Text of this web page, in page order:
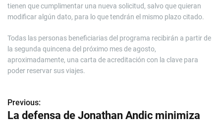
tienen que cumplimentar una nueva solicitud, salvo que quieran
modificar algún dato, para lo que tendrán el mismo plazo citado.
Todas las personas beneficiarias del programa recibirán a partir de
la segunda quincena del próximo mes de agosto,
aproximadamente, una carta de acreditación con la clave para
poder reservar sus viajes.
N
Previous:
La defensa de Jonathan Andic minimiza